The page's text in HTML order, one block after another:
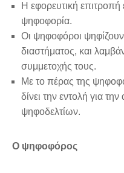
Η εφορευτική επιτροπή
ψηφοφορία.
Οι ψηφοφόροι
διαστήματος, και
συμμετοχής τους.
Με το πέρας της
δίνει την εντολή για
ψηφοδελτίων.
Ο ψηφοφόρος